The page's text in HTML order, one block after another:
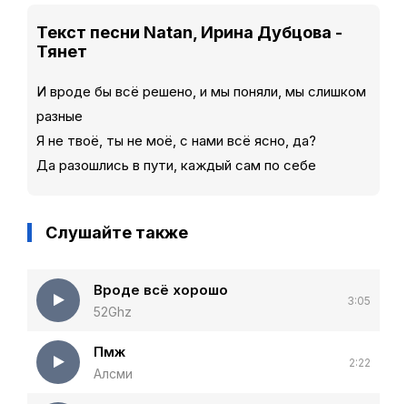
Текст песни Natan, Ирина Дубцова -
Тянет
И вроде бы всё решено, и мы поняли, мы слишком
разные
Я не твоё, ты не моё, с нами всё ясно, да?
Да разошлись в пути, каждый сам по себе
Слушайте также
Вроде всё хорошо
52Ghz
3:05
Пмж
Алсми
2:22